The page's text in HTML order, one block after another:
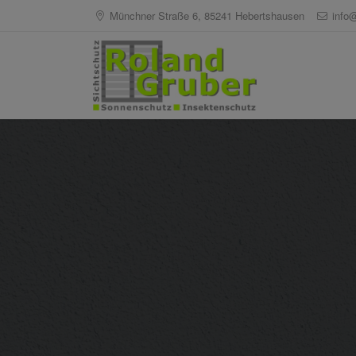
Münchner Straße 6, 85241 Hebertshausen